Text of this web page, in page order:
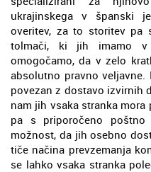
ukrajinskega v španski
overitev, za to storitev pa
tolmači, ki jih imamo v
omogočamo, da v zelo
absolutno pravno
povezan z dostavo izvirnih
nam jih vsaka stranka
pa s priporočeno
možnost, da jih osebno
tiče načina prevzemanja
se lahko vsaka stranka